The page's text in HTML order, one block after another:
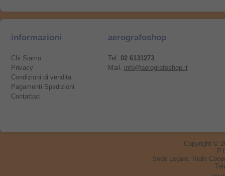
informazioni
Chi Siamo
Privacy
Condizioni di vendita
Pagamenti Spedizioni
Contattaci
aerografoshop
Tel. 02 6131273
Mail. info@aerografoshop.it
Copyright ©
Sede Legale: Viale